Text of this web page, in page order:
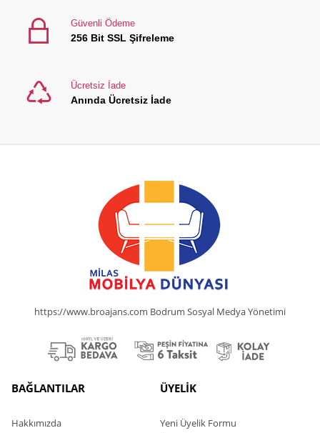
Güvenli Ödeme
256 Bit SSL Şifreleme
Ücretsiz İade
Anında Ücretsiz İade
https://www.broajans.com Bodrum Sosyal Medya Yönetimi
BAĞLANTILAR
Hakkımızda
ÜYELİK
Yeni Üyelik Formu